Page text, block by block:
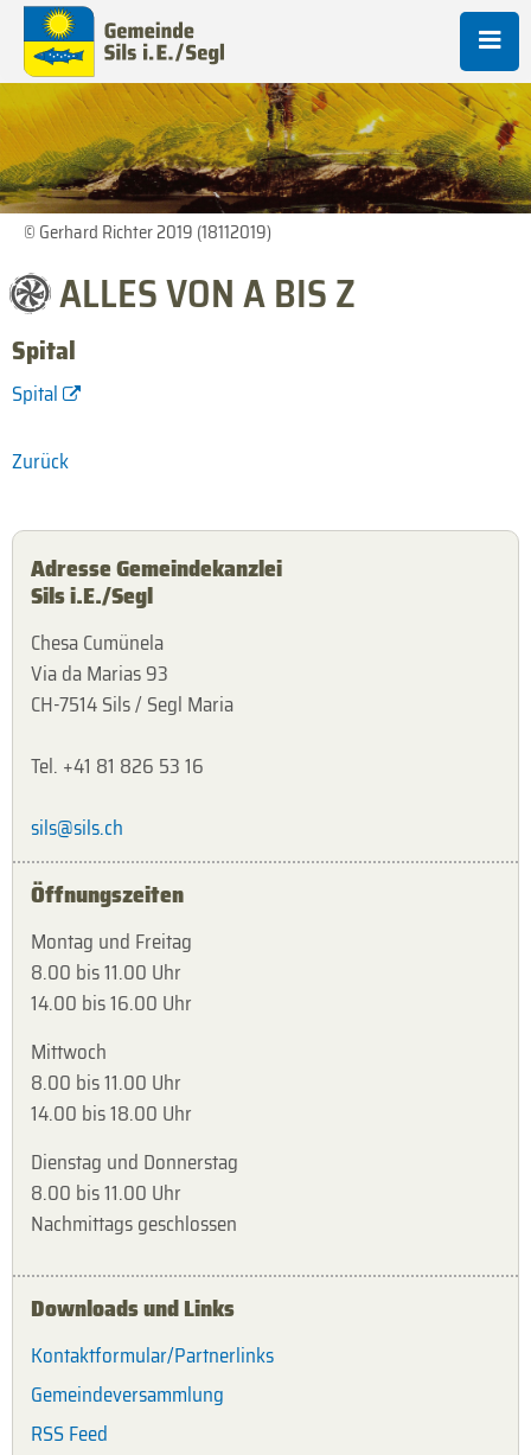
© Gerhard Richter 2019 (18112019)
ALLES VON A BIS Z
Spital
Spital
Zurück
Adresse Gemeindekanzlei
Sils i.E./Segl
Chesa Cumünela
Via da Marias 93
CH-7514 Sils / Segl Maria
Tel. +41 81 826 53 16
sils@sils.ch
Öffnungszeiten
Montag und Freitag
8.00 bis 11.00 Uhr
14.00 bis 16.00 Uhr
Mittwoch
8.00 bis 11.00 Uhr
14.00 bis 18.00 Uhr
Dienstag und Donnerstag
8.00 bis 11.00 Uhr
Nachmittags geschlossen
Downloads und Links
Kontaktformular/Partnerlinks
Gemeindeversammlung
RSS Feed